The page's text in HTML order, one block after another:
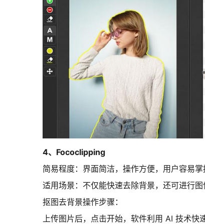
4、Fococlipping
简易程度：界面简洁，操作方便，用户容易掌
适用场景： 不仅能快速去除背景，还可进行
抠图去背景操作步骤：
上传图片后，点击开始，软件利用 AI 技术